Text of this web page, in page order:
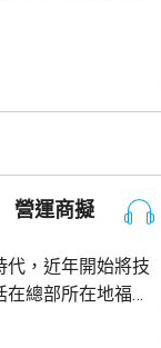
中國國防大學發表
營運商擬
代，近年開始將技
總部所在地福建